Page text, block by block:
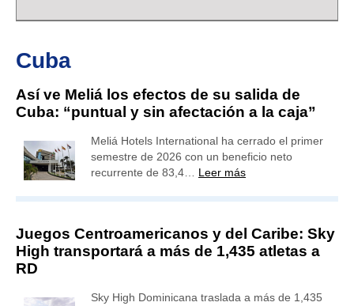
Cuba
Así ve Meliá los efectos de su salida de
Cuba: “puntual y sin afectación a la caja”
Meliá Hotels International ha cerrado el primer
semestre de 2026 con un beneficio neto
recurrente de 83,4… Leer más
Juegos Centroamericanos y del Caribe: Sky
High transportará a más de 1,435 atletas a
RD
Sky High Dominicana traslada a más de 1,435